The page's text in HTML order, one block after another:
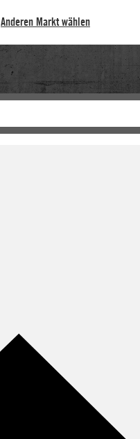
Anderen Markt wählen